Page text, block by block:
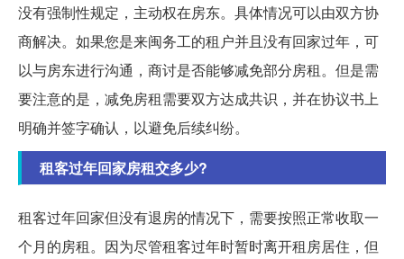
没有强制性规定，主动权在房东。具体情况可以由双方协
商解决。如果您是来闽务工的租户并且没有回家过年，可
以与房东进行沟通，商讨是否能够减免部分房租。但是需
要注意的是，减免房租需要双方达成共识，并在协议书上
明确并签字确认，以避免后续纠纷。
租客过年回家房租交多少?
租客过年回家但没有退房的情况下，需要按照正常收取一
个月的房租。因为尽管租客过年时暂时离开租房居住，但